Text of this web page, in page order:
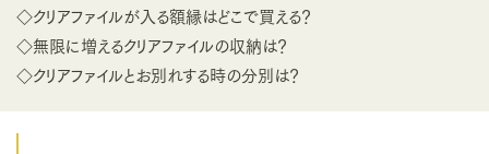
◇クリアファイルが入る額縁はどこで買える？
◇無限に増えるクリアファイルの収納は？
◇クリアファイルとお別れする時の分別は？